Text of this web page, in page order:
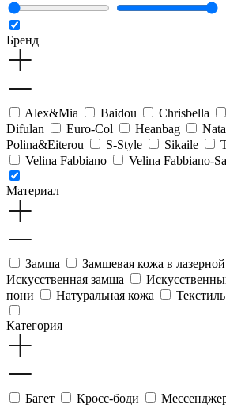
Бренд
Alex&Mia Baidou Chrisbella
Difulan
Euro-Col Heanbag
Polina&Eiterou
S-Style Sikaile
Velina Fabbiano
Velina Fabbiano-
Материал
Замша
Замшевая кожа в
Искусственная замша
пони
Натуральная кожа Текстиль
Категория
Багет Кросс-боди